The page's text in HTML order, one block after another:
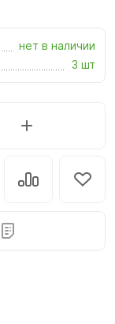
нет в наличии
3 шт